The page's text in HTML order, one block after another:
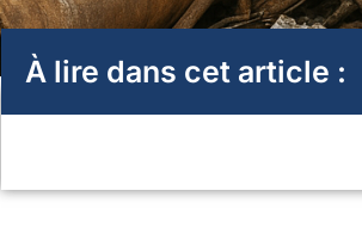
À lire dans cet article :